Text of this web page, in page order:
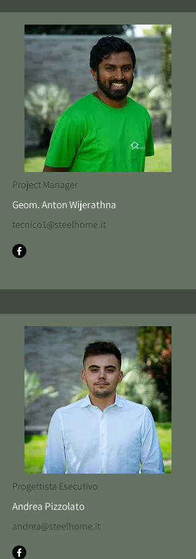
Project Manager
Geom. Anton Wijerathna
tecnico1@steelhome.it
Progettista Esecutivo
Andrea Pizzolato
andrea@steelhome.it